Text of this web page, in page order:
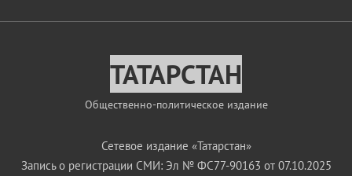
ТАТАРСТАН
Общественно-политическое издание
Сетевое издание «Татарстан»
Запись о регистрации СМИ: Эл № ФС77-90163 от 07.10.2025